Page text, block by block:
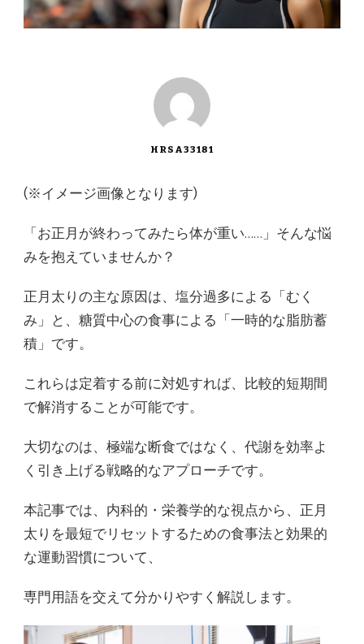
HRSA33181
(※イメージ画像となります)
「お正月が終わってみたら体が重い……」そんな悩
みを抱えていませんか？
正月太りの主な原因は、塩分過多による「むく
み」と、糖質中心の食事による「一時的な脂肪蓄
積」です。
これらは定着する前に対処すれば、比較的短期間
で解消することが可能です。
大切なのは、極端な断食ではなく、代謝を効率よ
く引き上げる戦略的なアプローチです。
本記事では、内科的・栄養学的な視点から、正月
太りを最短でリセットするための食事法と効果的
な運動習慣について、
専門用語を交えて分かりやすく解説します。